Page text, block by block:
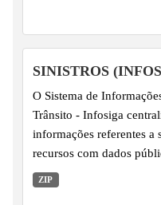
SINISTROS
O Sistema de
Trânsito - Infosiga
informações referentes a
recursos com dados
Estado de São Paulo. O
mensalmente com
ZIP